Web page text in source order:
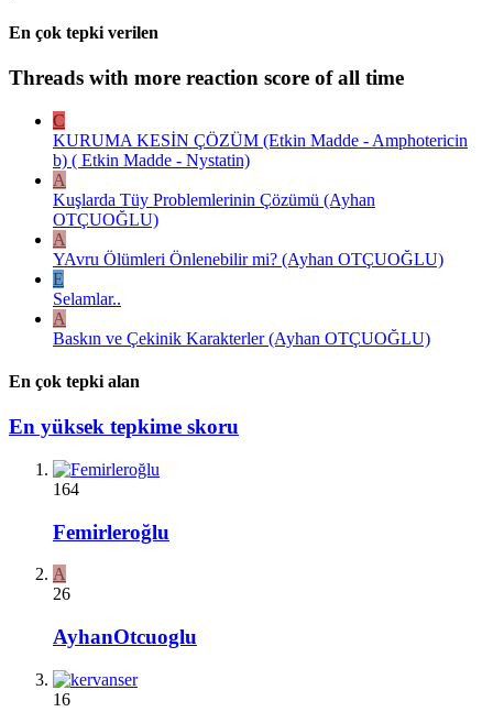
En çok tepki verilen
Threads with more reaction score of all time
C
KURUMA KESİN ÇÖZÜM (Etkin Madde - Amphotericin
b) ( Etkin Madde - Nystatin)
A
Kuşlarda Tüy Problemlerinin Çözümü (Ayhan
OTÇUOĞLU)
A
YAvru Ölümleri Önlenebilir mi? (Ayhan OTÇUOĞLU)
E
Selamlar..
A
Baskın ve Çekinik Karakterler (Ayhan OTÇUOĞLU)
En çok tepki alan
En yüksek tepkime skoru
164
Femirleroğlu
A
26
AyhanOtcuoglu
16